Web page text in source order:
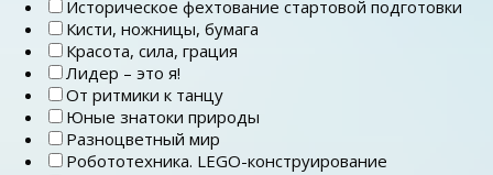
Историческое фехтование стартовой подготовки
Кисти, ножницы, бумага
Красота, сила, грация
Лидер – это я!
От ритмики к танцу
Юные знатоки природы
Разноцветный мир
Робототехника. LEGO-конструирование